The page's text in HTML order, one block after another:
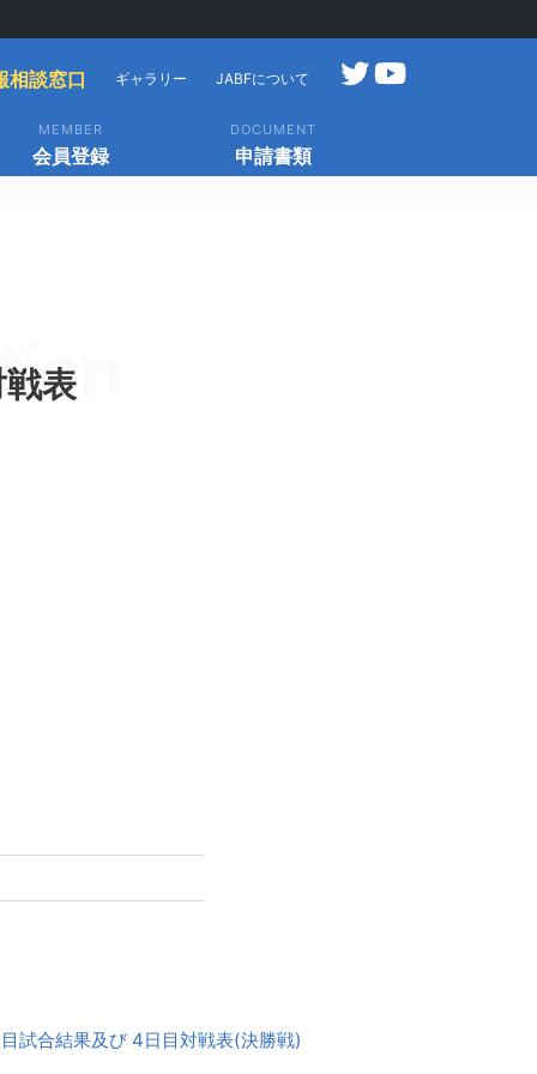
相談窓口 ギャラリー JABFについて
MEMBER
会員登録
DOCUMENT
申請書類
表
試合結果及び 4日目対戦表(決勝戦)